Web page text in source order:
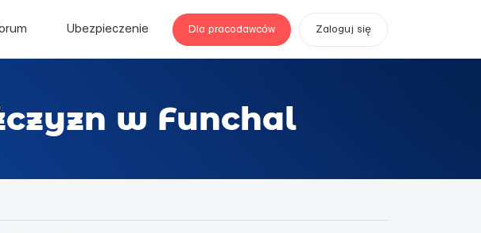
Ubezpieczenie Dla pracodawców Zaloguj się
w Funchal